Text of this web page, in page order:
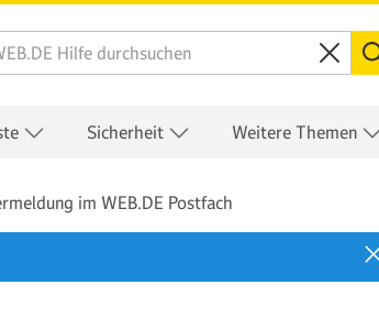
Sicherheit Weitere Themen
im WEB.DE Postfach